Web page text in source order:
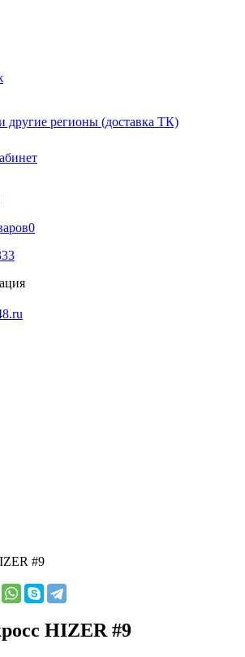
другие регионы (доставка ТК)
0
#9
HIZER #9